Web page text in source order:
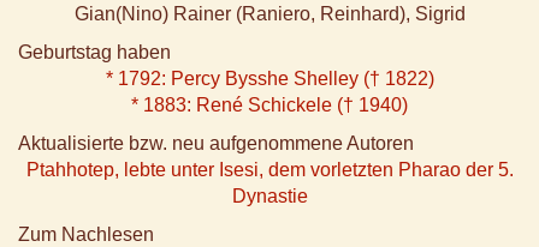
Gian(Nino) Rainer (Raniero, Reinhard), Sigrid
Geburtstag haben
* 1792: Percy Bysshe Shelley († 1822)
* 1883: René Schickele († 1940)
Aktualisierte bzw. neu aufgenommene Autoren
Ptahhotep, lebte unter Isesi, dem vorletzten Pharao der 5.
Dynastie
Zum Nachlesen